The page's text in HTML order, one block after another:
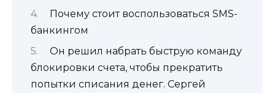
Почему стоит воспользоваться SMS-
банкингом
Он решил набрать быструю команду
блокировки счета, чтобы прекратить
попытки списания денег. Сергей